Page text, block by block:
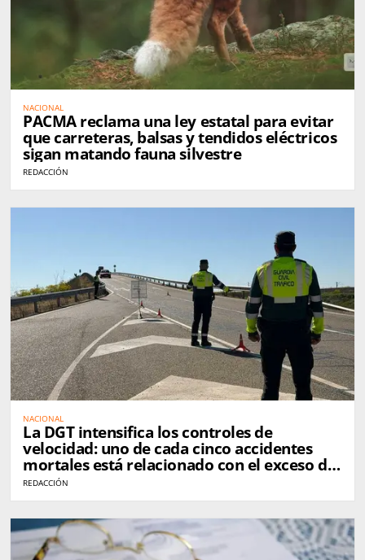
NACIONAL
PACMA reclama una ley estatal para evitar
que carreteras, balsas y tendidos eléctricos
sigan matando fauna silvestre
REDACCIÓN
NACIONAL
La DGT intensifica los controles de
velocidad: uno de cada cinco accidentes
mortales está relacionado con el exceso de
velocidad
REDACCIÓN